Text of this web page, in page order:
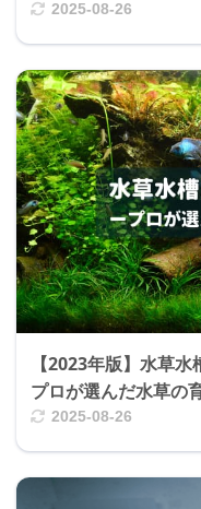
2025-08-26
【2023年版】水草
プロが選んだ水草の
2025-08-26